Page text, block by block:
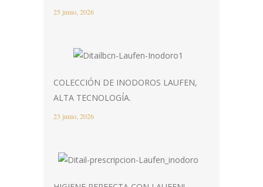
25 junio, 2026
COLECCIÓN DE INODOROS LAUFEN,
ALTA TECNOLOGÍA.
23 junio, 2026